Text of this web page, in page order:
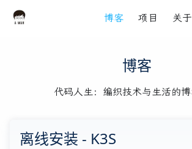
博客 项目 关于
博客
代码人生：编织技术与生活的
离线安装 - K3S